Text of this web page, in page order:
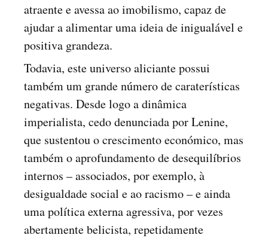
atraente e avessa ao imobilismo, capaz de
ajudar a alimentar uma ideia de inigualável e
positiva grandeza.
Todavia, este universo aliciante possui
também um grande número de caraterísticas
negativas. Desde logo a dinâmica
imperialista, cedo denunciada por Lenine,
que sustentou o crescimento económico, mas
também o aprofundamento de desequilíbrios
internos – associados, por exemplo, à
desigualdade social e ao racismo – e ainda
uma política externa agressiva, por vezes
abertamente belicista, repetidamente